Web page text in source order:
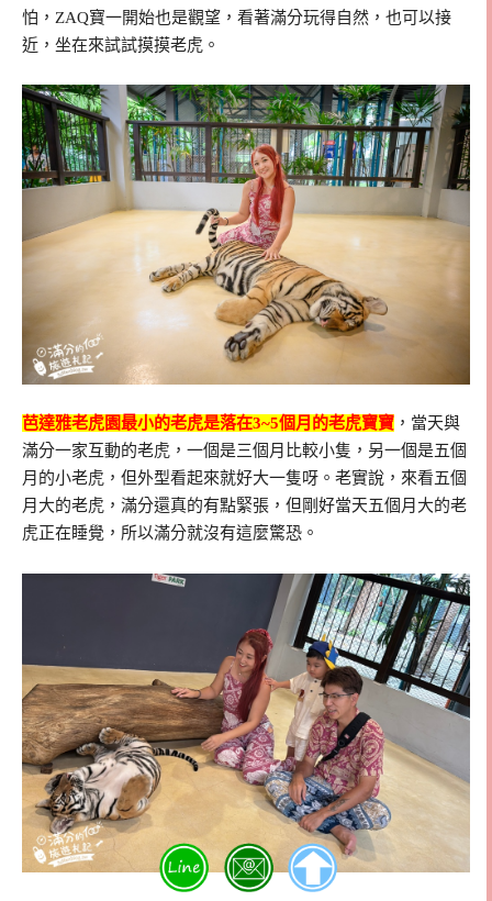
怕，ZAQ寶一開始也是觀望，看著滿分玩得自然，也可以接
近，坐在來試試摸摸老虎。
芭達雅老虎園最小的老虎是落在3~5個月的老虎寶寶 ，當天與
滿分一家互動的老虎，一個是三個月比較小隻，另一個是五個
月的小老虎，但外型看起來就好大一隻呀。老實說，來看五個
月大的老虎，滿分還真的有點緊張，但剛好當天五個月大的老
虎正在睡覺，所以滿分就沒有這麼驚恐。